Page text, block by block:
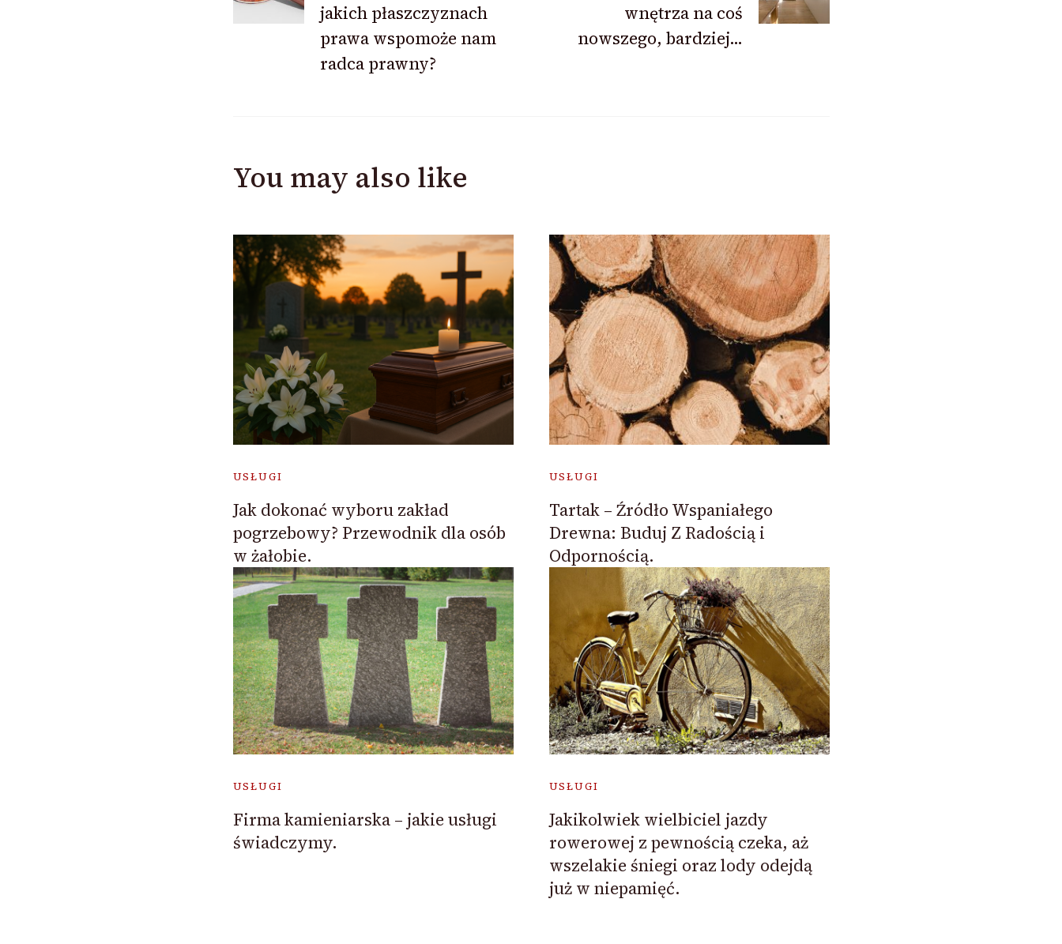
jakich płaszczyznach
prawa wspomoże nam
radca prawny?
wnętrza na coś
nowszego, bardziej…
You may also like
USŁUGI
Jak dokonać wyboru zakład
pogrzebowy? Przewodnik dla osób
w żałobie.
USŁUGI
Tartak – Źródło Wspaniałego
Drewna: Buduj Z Radością i
Odpornością.
USŁUGI
Firma kamieniarska – jakie usługi
świadczymy.
USŁUGI
Jakikolwiek wielbiciel jazdy
rowerowej z pewnością czeka, aż
wszelakie śniegi oraz lody odejdą
już w niepamięć.